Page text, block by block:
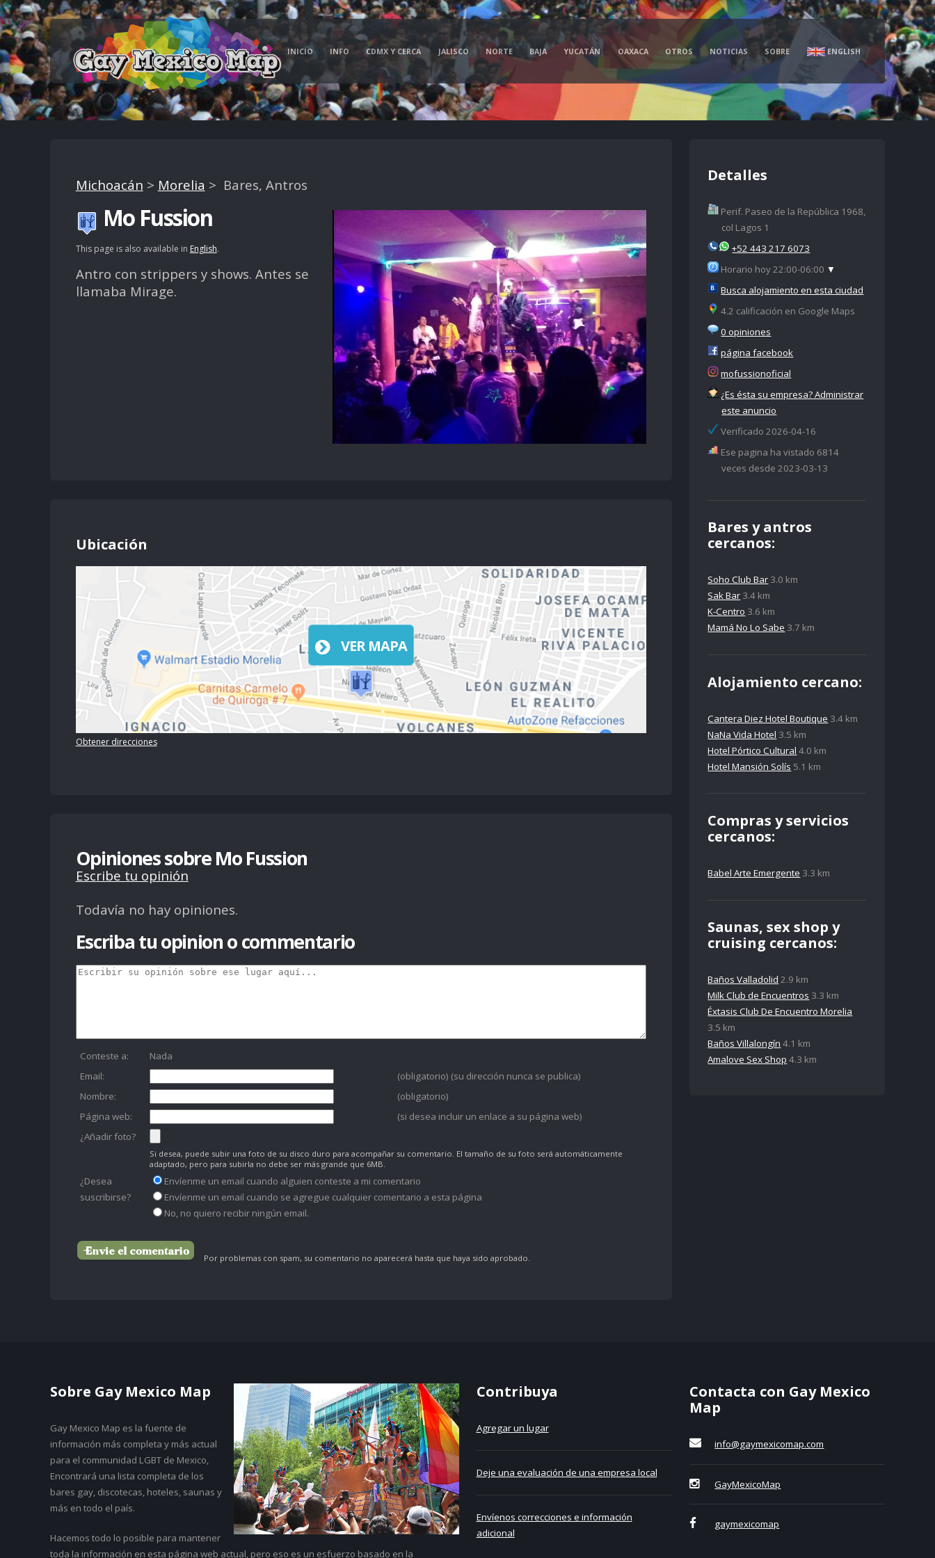
INICIO INFO CDMX Y CERCA JALISCO NORTE BAJA YUCATÁN OAXACA OTROS NOTICIAS SOBRE ENGLISH
Michoacán > Morelia > Bares, Antros
Mo Fussion
This page is also available in English.
Antro con strippers y shows. Antes se
llamaba Mirage.
Ubicación
VER MAPA
Obtener direcciones
Opiniones sobre Mo Fussion
Escribe tu opinión
Todavía no hay opiniones.
Escriba tu opinion o commentario
Conteste a:
Nada
Email:
(obligatorio) (su dirección nunca se publica)
Nombre:
(obligatorio)
Página web:
(si desea incluir un enlace a su página web)
¿Añadir foto?
Si desea, puede subir una foto de su disco duro para acompañar su comentario. El tamaño de su foto será automáticamente
adaptado, pero para subirla no debe ser más grande que 6MB.
¿Desea
suscribirse?
Envíenme un email cuando alguien conteste a mi comentario
Envíenme un email cuando se agregue cualquier comentario a esta página
No, no quiero recibir ningún email.
Por problemas con spam, su comentario no aparecerá hasta que haya sido aprobado.
Detalles
Perif. Paseo de la República 1968,
col Lagos 1
+52 443 217 6073
Horario hoy 22:00-06:00 ▼
Busca alojamiento en esta ciudad
4.2 calificación en Google Maps
0 opiniones
página facebook
mofussionoficial
¿Es ésta su empresa? Administrar
este anuncio
Verificado 2026-04-16
Ese pagina ha vistado 6814
veces desde 2023-03-13
Bares y antros
cercanos:
Soho Club Bar 3.0 km
Sak Bar 3.4 km
K-Centro 3.6 km
Mamá No Lo Sabe 3.7 km
Alojamiento cercano:
Cantera Diez Hotel Boutique 3.4 km
NaNa Vida Hotel 3.5 km
Hotel Pórtico Cultural 4.0 km
Hotel Mansión Solís 5.1 km
Compras y servicios
cercanos:
Babel Arte Emergente 3.3 km
Saunas, sex shop y
cruising cercanos:
Baños Valladolid 2.9 km
Milk Club de Encuentros 3.3 km
Éxtasis Club De Encuentro Morelia
3.5 km
Baños Villalongín 4.1 km
Amalove Sex Shop 4.3 km
Sobre Gay Mexico Map
Gay Mexico Map es la fuente de
información más completa y más actual
para el communidad LGBT de Mexico,
Encontrará una lista completa de los
bares gay, discotecas, hoteles, saunas y
más en todo el país.
Hacemos todo lo posible para mantener
toda la información en esta página web actual, pero eso es un esfuerzo basado en la
Contribuya
Agregar un lugar
Deje una evaluación de una empresa local
Envíenos correcciones e información
adicional
Contacta con Gay Mexico
Map
info@gaymexicomap.com
GayMexicoMap
gaymexicomap